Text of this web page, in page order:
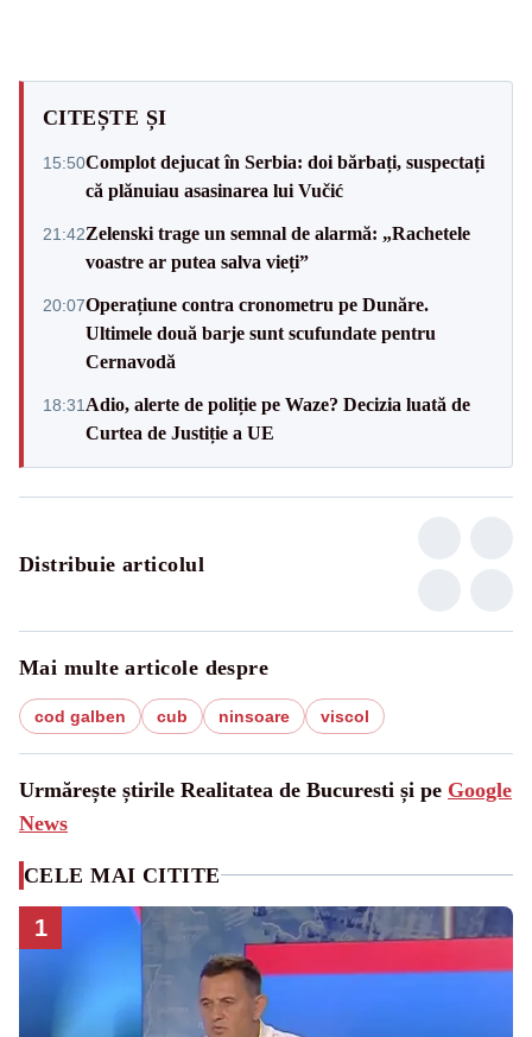
CITEȘTE ȘI
15:50Complot dejucat în Serbia: doi bărbați, suspectați
că plănuiau asasinarea lui Vučić
21:42Zelenski trage un semnal de alarmă: „Rachetele
voastre ar putea salva vieți”
20:07Operațiune contra cronometru pe Dunăre.
Ultimele două barje sunt scufundate pentru
Cernavodă
18:31 Adio, alerte de poliție pe Waze? Decizia luată de
Curtea de Justiție a UE
Distribuie articolul
Mai multe articole despre
cod galben cub ninsoare viscol
Urmărește știrile Realitatea de Bucuresti și pe Google
News
CELE MAI CITITE
1